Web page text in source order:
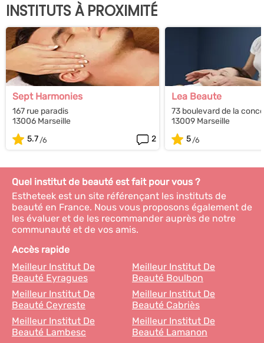
INSTITUTS À PROXIMITÉ
Sept Harmonies
167 rue paradis
13006 Marseille
5.7
2
Lea Beaute
73 boulevard de la
13009 Marseille
5
Quel institut de beauté est fait pour vous ?
Estheteek est un site référençant les instituts de
beauté en France. Nous vous proposons également de
les évaluer et de les recommander auprès de notre
communauté et de vos amis.
Accès rapide
Meilleur Institut De
Beauté Eyragues
Meilleur Institut De
Beauté Boulbon
Meilleur Institut De
Beauté Ceyreste
Meilleur Institut De
Beauté Cabriès
Meilleur Institut De
Beauté Lambesc
Meilleur Institut De
Beauté Lamanon